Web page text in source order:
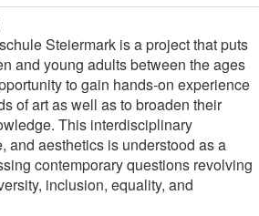
Steiermark is a project that puts
and young adults between the ages
to gain hands-on experience
of art as well as to broaden their
This interdisciplinary
and aesthetics is understood as a
contemporary questions revolving
inclusion, equality, and